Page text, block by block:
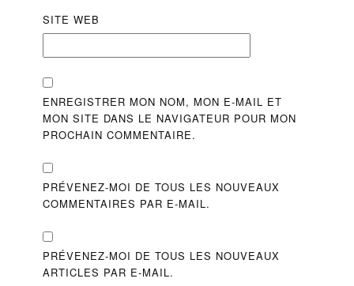
SITE WEB
ENREGISTRER MON NOM, MON E-MAIL ET
MON SITE DANS LE NAVIGATEUR POUR MON
PROCHAIN COMMENTAIRE.
PRÉVENEZ-MOI DE TOUS LES NOUVEAUX
COMMENTAIRES PAR E-MAIL.
PRÉVENEZ-MOI DE TOUS LES NOUVEAUX
ARTICLES PAR E-MAIL.